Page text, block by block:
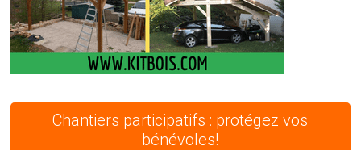
Chantiers participatifs : protégez vos
bénévoles!